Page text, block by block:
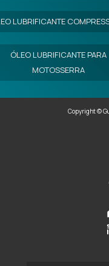
LUBRIFICANTE
ÓLEO LUBRIFICANTE PARA
MOTOSSERRA
Copyright ©